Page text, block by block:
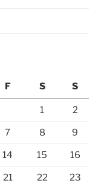
F S S
1 2
7 8 9
14 15 16
21 22 23